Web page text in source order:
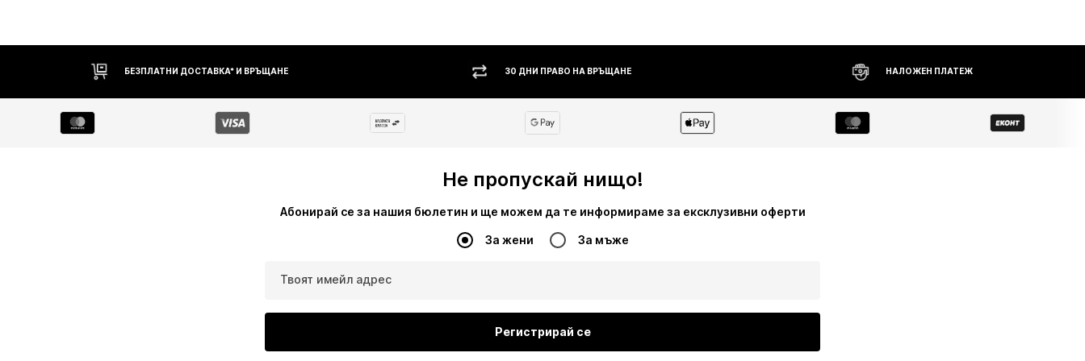
БЕЗПЛАТНИ ДОСТАВКА* И ВРЪЩАНЕ 30 ДНИ ПРАВО НА ВРЪЩАНЕ НАЛОЖЕН ПЛАТЕЖ
Не пропускай нищо!
Абонирай се за нашия бюлетин и ще можем да те информираме за ексклузивни оферти
За жени За мъже
Твоят имейл адрес
Регистрирай се